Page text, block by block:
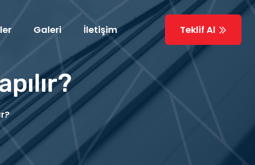
Galeri İletişim Teklif Al